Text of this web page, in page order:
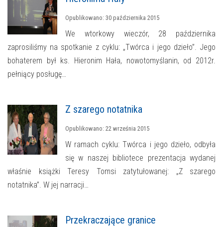
Opublikowano: 30 października 2015
We wtorkowy wieczór, 28 października
zaprosiliśmy na spotkanie z cyklu: „Twórca i jego dzieło”. Jego
bohaterem był ks. Hieronim Hała, nowotomyślanin, od 2012r.
pełniący posługę…
Z szarego notatnika
Opublikowano: 22 września 2015
W ramach cyklu: Twórca i jego dzieło, odbyła
się w naszej bibliotece prezentacja wydanej
właśnie książki Teresy Tomsi zatytułowanej: „Z szarego
notatnika”. W jej narracji…
Przekraczające granice